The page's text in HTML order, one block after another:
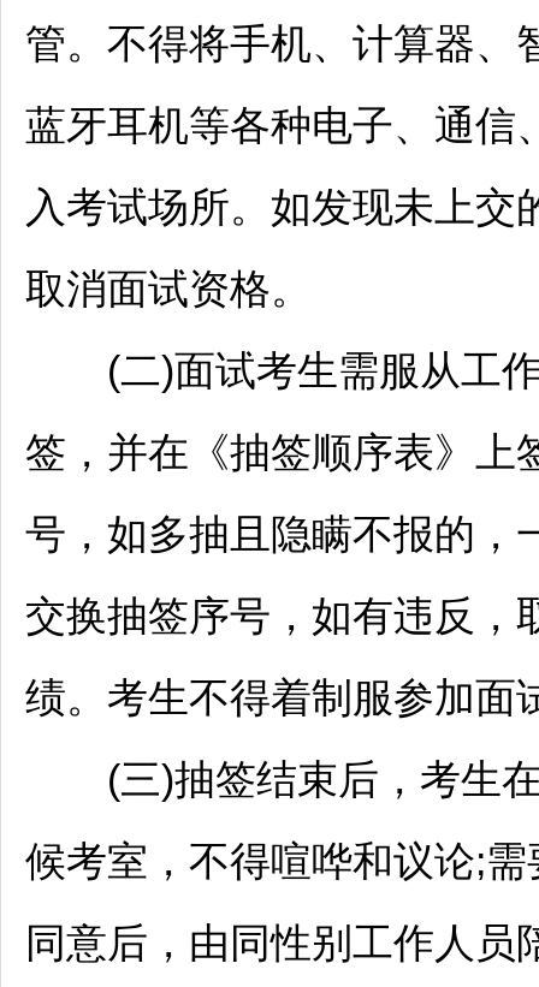
管。不得将手机、计算器、
蓝牙耳机等各种电子、通信
入考试场所。如发现未上
取消面试资格。
(二)面试考生需服从工作
签，并在《抽签顺序表》上
号，如多抽且隐瞒不报的，
交换抽签序号，如有违反，
绩。考生不得着制服参加面
(三)抽签结束后，考生在
候考室，不得喧哗和议论;
同意后，由同性别工作人